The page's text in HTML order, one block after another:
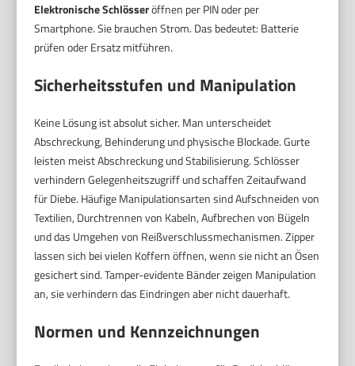
Elektronische Schlösseröffnen per PIN oder per
Smartphone. Sie brauchen Strom. Das bedeutet: Batterie
prüfen oder Ersatz mitführen.
Sicherheitsstufen und Manipulation
Keine Lösung ist absolut sicher. Man unterscheidet
Abschreckung, Behinderung und physische Blockade. Gurte
leisten meist Abschreckung und Stabilisierung. Schlösser
verhindern Gelegenheitszugriff und schaffen Zeitaufwand
für Diebe. Häufige Manipulationsarten sind Aufschneiden von
Textilien, Durchtrennen von Kabeln, Aufbrechen von Bügeln
und das Umgehen von Reißverschlussmechanismen. Zipper
lassen sich bei vielen Koffern öffnen, wenn sie nicht an Ösen
gesichert sind. Tamper-evidente Bänder zeigen Manipulation
an, sie verhindern das Eindringen aber nicht dauerhaft.
Normen und Kennzeichnungen